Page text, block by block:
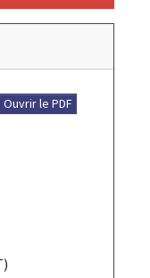
Ouvrir le PDF